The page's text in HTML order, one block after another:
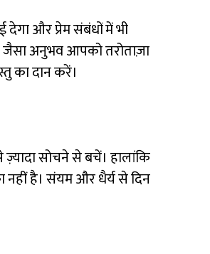
और प्रेम संबंधों में भी
जैसा अनुभव आपको तरोताज़ा
का दान करें।
सोचने से बचें। हालांकि
नहीं है। संयम और धैर्य से दिन